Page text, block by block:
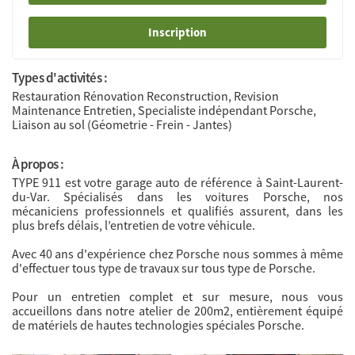
Inscription
Types d'activités :
Restauration Rénovation Reconstruction, Revision
Maintenance Entretien, Specialiste indépendant Porsche,
Liaison au sol (Géometrie - Frein - Jantes)
À propos :
TYPE 911 est votre garage auto de référence à Saint-Laurent-
du-Var. Spécialisés dans les voitures Porsche, nos
mécaniciens professionnels et qualifiés assurent, dans les
plus brefs délais, l’entretien de votre véhicule.
Avec 40 ans d'expérience chez Porsche nous sommes à même
d'effectuer tous type de travaux sur tous type de Porsche.
Pour un entretien complet et sur mesure, nous vous
accueillons dans notre atelier de 200m2, entièrement équipé
de matériels de hautes technologies spéciales Porsche.